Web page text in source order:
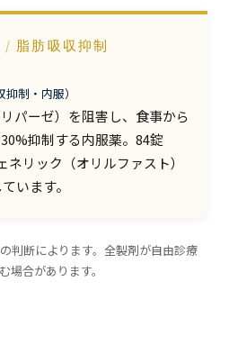
脂肪吸収抑制
制・内服）
パーゼ）を阻害し、食事から
抑制する内服薬。84錠
リック（オリルファスト）
います。
判断によります。全製剤が自由診療
場合があります。